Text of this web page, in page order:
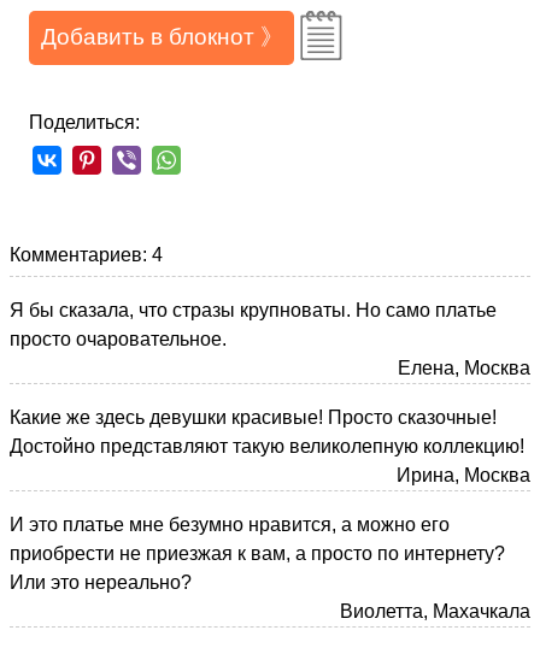
Добавить в блокнот 》
Поделиться:
Комментариев: 4
Я бы сказала, что стразы крупноваты. Но само платье
просто очаровательное.
Елена, Москва
Какие же здесь девушки красивые! Просто сказочные!
Достойно представляют такую великолепную коллекцию!
Ирина, Москва
И это платье мне безумно нравится, а можно его
приобрести не приезжая к вам, а просто по интернету?
Или это нереально?
Виолетта, Махачкала